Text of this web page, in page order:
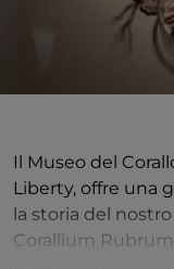
Il Museo del
Liberty, offre una
la storia del
Corallium